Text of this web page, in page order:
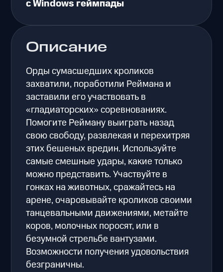
Описание
Орды сумасшедших кроликов
захватили, поработили Реймана и
заставили его участвовать в
«гладиаторских» соревнованиях.
Помогите Рейману выиграть назад
свою свободу, развлекая и перехитряя
этих бешеных вредин. Используйте
самые смешные удары, какие только
можно представить. Участвуйте в
гонках на животных, сражайтесь на
арене, очаровывайте кроликов своими
танцевальными движениями, метайте
коров, молочных поросят, или в
безумной стрельбе вантузами.
Возможности получения удовольствия
безграничны.
с Windows геймпады